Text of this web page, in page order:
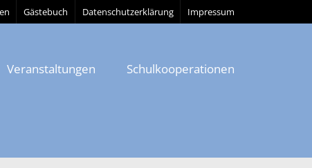
Gästebuch Datenschutzerklärung Impressum
Veranstaltungen Schulkooperationen